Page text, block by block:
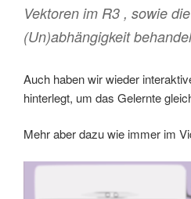
Vektoren im R3 , sowie
(Un)abhängigkeit
Auch haben wir wieder
hinterlegt, um das Gelernte
Mehr aber dazu wie immer im